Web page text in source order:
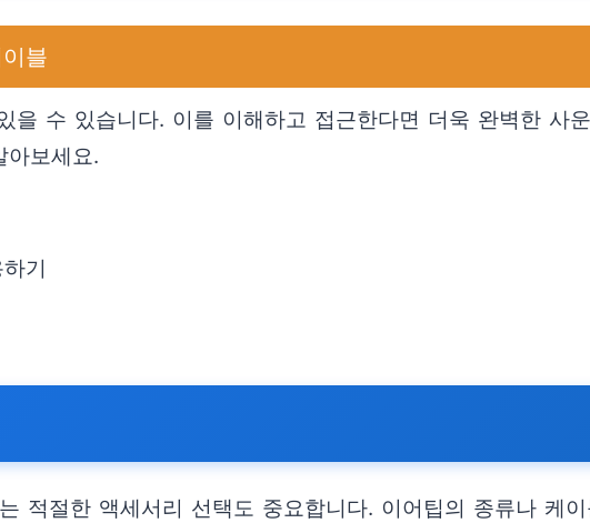
블
을 수 있습니다. 이를 이해하고 접근한다면 더욱 완벽한 사
보세요.
기
적절한 액세서리 선택도 중요합니다. 이어팁의 종류나 케